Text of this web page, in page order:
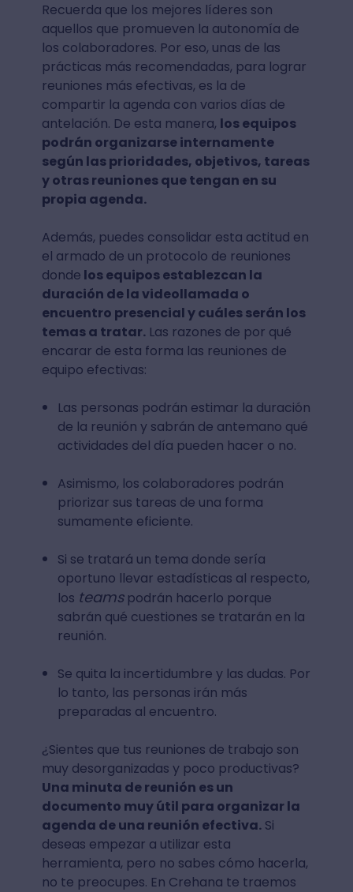
Recuerda que los mejores líderes son
aquellos que promueven la autonomía de
los colaboradores. Por eso, unas de las
prácticas más recomendadas, para lograr
reuniones más efectivas, es la de
compartir la agenda con varios días de
antelación. De esta manera, los equipos
podrán organizarse internamente
según las prioridades, objetivos, tareas
y otras reuniones que tengan en su
propia agenda.
Además, puedes consolidar esta actitud en
el armado de un protocolo de reuniones
donde los equipos establezcan la
duración de la videollamada o
encuentro presencial y cuáles serán los
temas a tratar.Las razones de por qué
encarar de esta forma las reuniones de
equipo efectivas:
Las personas podrán estimar la duración
de la reunión y sabrán de antemano qué
actividades del día pueden hacer o no.
Asimismo, los colaboradores podrán
priorizar sus tareas de una forma
sumamente eficiente.
Si se tratará un tema donde sería
oportuno llevar estadísticas al respecto,
los teamspodrán hacerlo porque
sabrán qué cuestiones se tratarán en la
reunión.
Se quita la incertidumbre y las dudas. Por
lo tanto, las personas irán más
preparadas al encuentro.
¿Sientes que tus reuniones de trabajo son
muy desorganizadas y poco productivas?
Una minuta de reunión es un
documento muy útil para organizar la
agenda de una reunión efectiva.Si
deseas empezar a utilizar esta
herramienta, pero no sabes cómo hacerla,
no te preocupes. En Crehana te traemos